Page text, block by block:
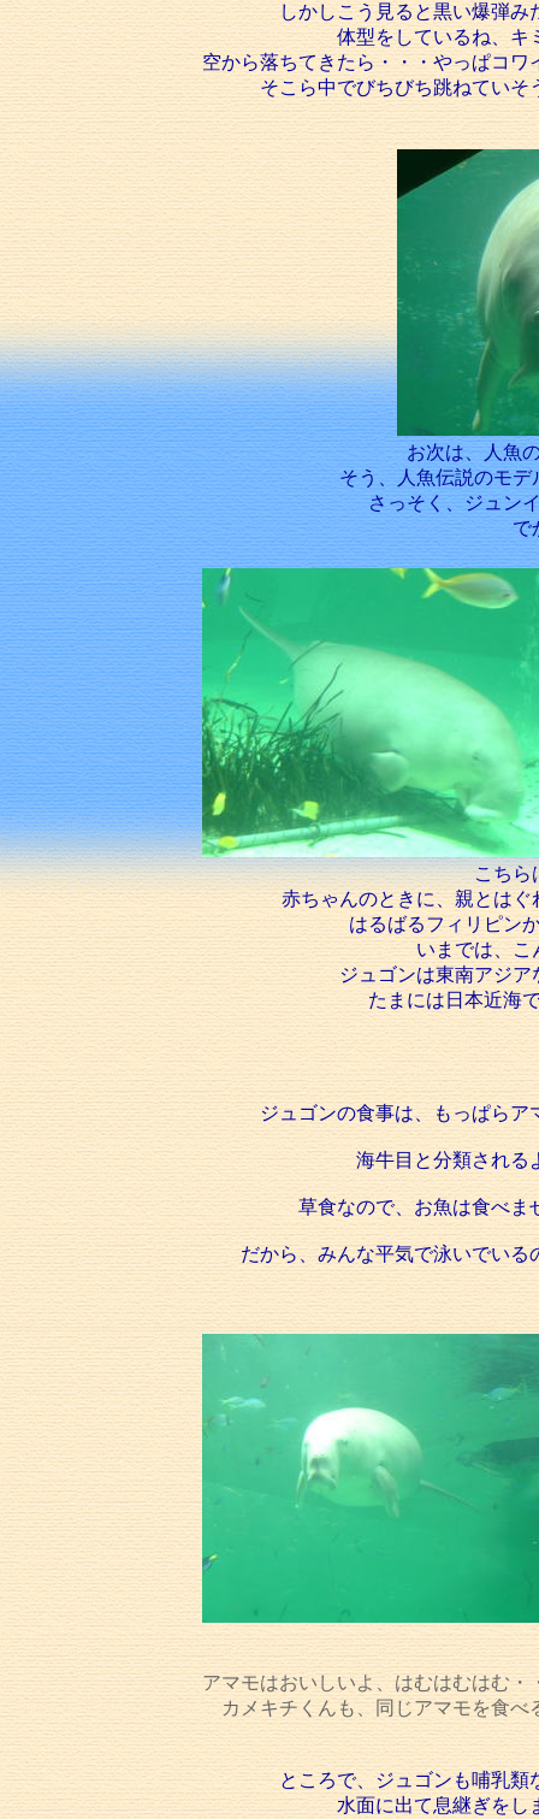
しかしこう見ると黒い爆弾み
体型をしているね、キ
空から落ちてきたら・・・やっぱコワ
そこら中でびちびち跳ねていそ
お次は、人魚
そう、人魚伝説のモ
さっそく、ジュン
で
こちら
赤ちゃんのときに、親とは
はるばるフィリピン
いまでは、こ
ジュゴンは東南アジ
たまには日本近海
ジュゴンの食事は、もっぱらア
海牛目と分類される
草食なので、お魚は食べま
だから、みんな平気で泳いでいる
アマモはおいしいよ、はむはむはむ・
カメキチくんも、同じアマモを食べ
ところで、ジュゴンも哺乳類
水面に出て息継ぎをし